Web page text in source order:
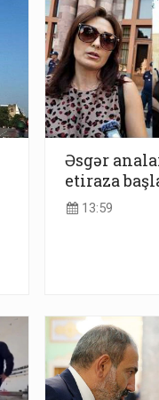
Əsgər
etiraza
13:59